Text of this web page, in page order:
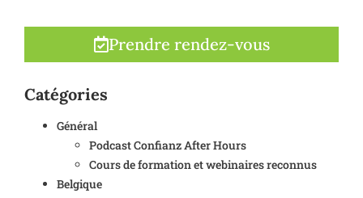
Prendre rendez-vous
Catégories
Général
Podcast Confianz After Hours
Cours de formation et webinaires reconnus
Belgique